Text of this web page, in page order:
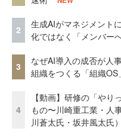
2
生成AIがマネジメント
化ではなく「メンバー
3
なぜAI導入の成否が人
組織をつくる「組織OS
4
【動画】研修の「やり
もの〜川崎重工業・人
川蒼太氏・坂井風太氏）